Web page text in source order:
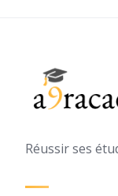
Réussir ses